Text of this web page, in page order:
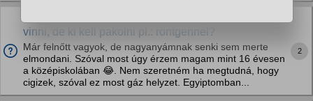
vinni, de ki kell pakolni pl.: röntgennél?
Már felnőtt vagyok, de nagyanyámnak senki sem merte
elmondani. Szóval most úgy érzem magam mint 16 évesen
a középiskolában 😂. Nem szeretném ha megtudná, hogy
cigizek, szóval ez most gáz helyzet. Egyiptomban...
2